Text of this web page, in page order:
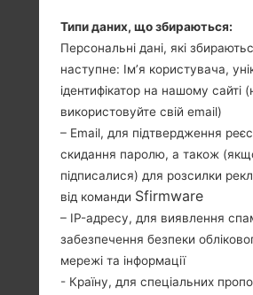
Типи даних, що збираються:
Персональні дані, які
наступне: Ім’я користувача,
ідентифікатор на нашому сайті
використовуйте свій email)
– Email, для підтвердження
скидання паролю, а також
підписалися) для розсилки
від команди Sfirmware
– IP-адресу, для виявлення
забезпечення безпеки
мережі та інформації
- Країну, для спеціальних